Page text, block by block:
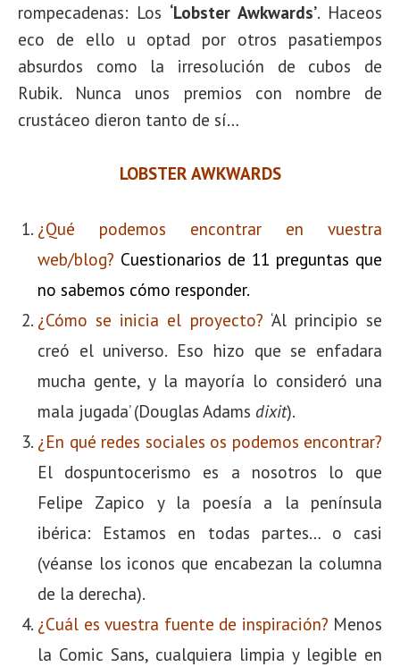
rompecadenas: Los ‘Lobster Awkwards’. Haceos
eco de ello u optad por otros pasatiempos
absurdos como la irresolución de cubos de
Rubik. Nunca unos premios con nombre de
crustáceo dieron tanto de sí…
LOBSTER AWKWARDS
¿Qué podemos encontrar en vuestra
web/blog? Cuestionarios de 11 preguntas que
no sabemos cómo responder.
¿Cómo se inicia el proyecto? ‘Al principio se
creó el universo. Eso hizo que se enfadara
mucha gente, y la mayoría lo consideró una
mala jugada’ (Douglas Adams dixit).
¿En qué redes sociales os podemos encontrar?
El dospuntocerismo es a nosotros lo que
Felipe Zapico y la poesía a la península
ibérica: Estamos en todas partes… o casi
(véanse los iconos que encabezan la columna
de la derecha).
¿Cuál es vuestra fuente de inspiración? Menos
la Comic Sans, cualquiera limpia y legible en